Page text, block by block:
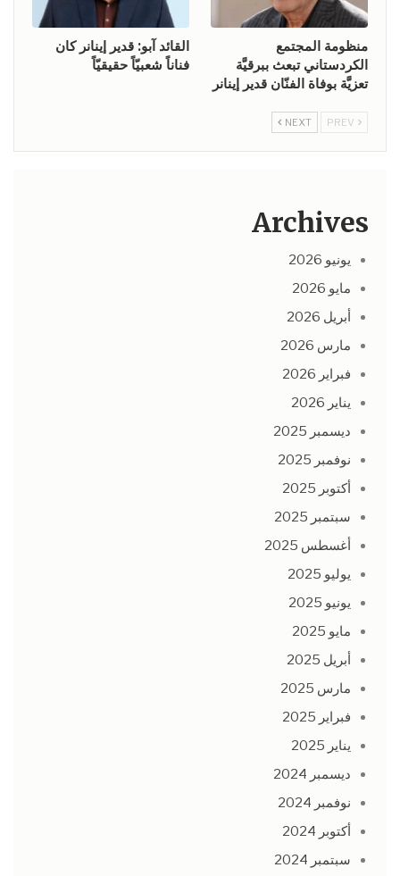
منظومة المجتمع
الكردستاني تبعث ببرقيَّة
تعزيَّة بوفاة الفنّان قدير إينانر
القائد آبو: قدير إينانر كان
فناناً شعبيّاً حقيقيّاً
NEXT
Archives
يونيو 2026
مايو 2026
أبريل 2026
مارس 2026
فبراير 2026
يناير 2026
ديسمبر 2025
نوفمبر 2025
أكتوبر 2025
سبتمبر 2025
أغسطس 2025
يوليو 2025
يونيو 2025
مايو 2025
أبريل 2025
مارس 2025
فبراير 2025
يناير 2025
ديسمبر 2024
نوفمبر 2024
أكتوبر 2024
سبتمبر 2024